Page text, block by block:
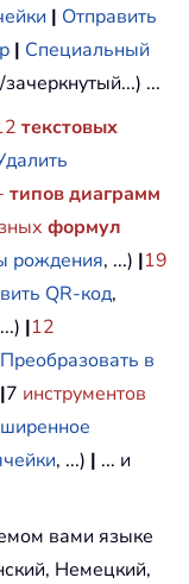
to prevent
True
to show all
=
redraw with
to error trap
to
line that
"Spell the
3 letter
| Отправить
| Специальный
...
текстовых
типов диаграмм
формул
рождения, ...) |19
QR-код,
|12
Преобразовать в
|7 инструментов
, ...) | ... и
вами языке
Немецкий,